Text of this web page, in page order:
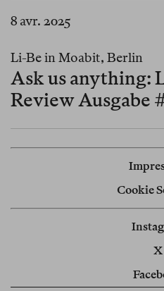
8 avr. 2025
Li-Be in Moabit, Berlin
Ask us anything:
Review Ausgabe
Cookie
X